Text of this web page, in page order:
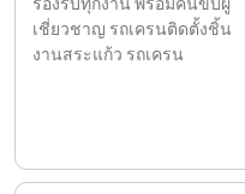
เชี่ยวชาญ รถเครนติดตั้งชิ้น
งานสระแก้ว รถเครน